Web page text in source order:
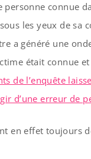
personne connue
les yeux de sa
a généré une
était connue
de l’enquête
d’une erreur de
en effet toujours